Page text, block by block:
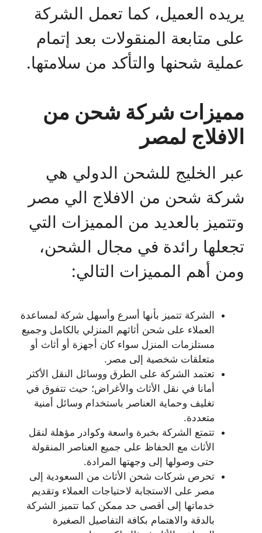
يريده العميل، كما تعمل الشركة
على متابعة المنقولات بعد إتمام
عملية شحنها والتأكد من سلامتها.
مميزات شركة شحن من
الافلاج لمصر
عبر الخليج للشحن الدولي هي
شركة شحن من الافلاج الي مصر
وتتميز بالعديد من المميزات التي
تجعلها رائدة في مجال الشحن،
ومن أهم المميزات التالي:
الشركة تتميز بأنها أسرع وأسهل شركة لمساعدة
العملاء على شحن أثاثهم المنزلي بالكامل وجميع
مستلزمات المنزل سواء كان أجهزة أو أثاث أو
متعلقات شخصية إلى مصر.
تعتمد الشركة على الطرق ووسائل النقل الأكثر
أمانا في نقل الأثاث والأغراض؛ حيث تتفوق في
تغليف وحماية العناصر باستخدام وسائل أمنية
متعددة.
تتمتع الشركة بخبرة واسعة وكوادر مؤهلة لنقل
الأثاث مع الحفاظ على جميع العناصر المنقولة
حتى وصولها إلى وجهتها المرادة.
تحرص شركات شحن الأثاث من السعودية إلى
مصر على الاستجابة لاحتياجات العملاء وتقديم
خدماتها إلى أقصى حد ممكن كما تتميز الشركة
بالدقة والاهتمام بكافة التفاصيل الصغيرة